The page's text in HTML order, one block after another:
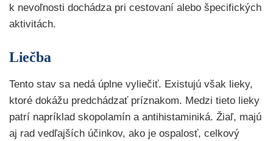
k nevoľnosti dochádza pri cestovaní alebo špecifických
aktivitách.
Liečba
Tento stav sa nedá úplne vyliečiť. Existujú však lieky,
ktoré dokážu predchádzať príznakom. Medzi tieto lieky
patrí napríklad skopolamín a antihistaminiká. Žiaľ, majú
aj rad vedľajších účinkov, ako je ospalosť, celkový